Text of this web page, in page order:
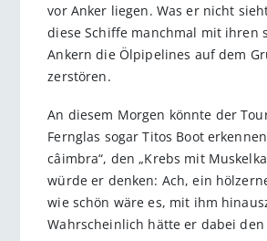
vor Anker liegen. Was er nicht
diese Schiffe manchmal mit ihren
Ankern die Ölpipelines auf dem
zerstören.
An diesem Morgen könnte der
Fernglas sogar Titos Boot
câimbra“, den „Krebs mit
würde er denken: Ach, ein
wie schön wäre es, mit ihm
Wahrscheinlich hätte er dabei den